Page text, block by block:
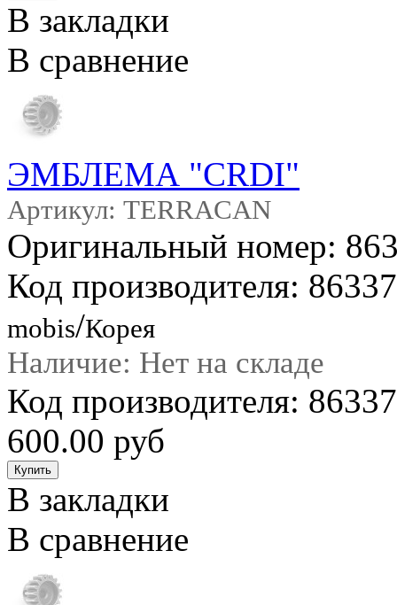
В закладки
В сравнение
ЭМБЛЕМА "CRDI"
Артикул: TERRACAN
Оригинальный номер:
Код производителя:
mobis/Корея
Наличие: Нет на складе
Код производителя:
600.00 руб
В закладки
В сравнение